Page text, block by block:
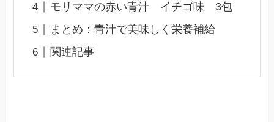
モリママの赤い青汁 イチゴ味 3包
まとめ：青汁で美味しく栄養補給
関連記事